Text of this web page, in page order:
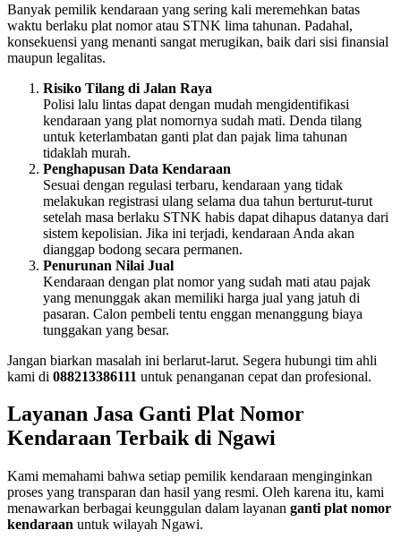
Banyak pemilik kendaraan yang sering kali meremehkan batas
waktu berlaku plat nomor atau STNK lima tahunan. Padahal,
konsekuensi yang menanti sangat merugikan, baik dari sisi finansial
maupun legalitas.
Risiko Tilang di Jalan Raya
Polisi lalu lintas dapat dengan mudah mengidentifikasi
kendaraan yang plat nomornya sudah mati. Denda tilang
untuk keterlambatan ganti plat dan pajak lima tahunan
tidaklah murah.
Penghapusan Data Kendaraan
Sesuai dengan regulasi terbaru, kendaraan yang tidak
melakukan registrasi ulang selama dua tahun berturut-turut
setelah masa berlaku STNK habis dapat dihapus datanya dari
sistem kepolisian. Jika ini terjadi, kendaraan Anda akan
dianggap bodong secara permanen.
Penurunan Nilai Jual
Kendaraan dengan plat nomor yang sudah mati atau pajak
yang menunggak akan memiliki harga jual yang jatuh di
pasaran. Calon pembeli tentu enggan menanggung biaya
tunggakan yang besar.
Jangan biarkan masalah ini berlarut-larut. Segera hubungi tim ahli
kami di 088213386111 untuk penanganan cepat dan profesional.
Layanan Jasa Ganti Plat Nomor
Kendaraan Terbaik di Ngawi
Kami memahami bahwa setiap pemilik kendaraan menginginkan
proses yang transparan dan hasil yang resmi. Oleh karena itu, kami
menawarkan berbagai keunggulan dalam layanan ganti plat nomor
kendaraan untuk wilayah Ngawi.